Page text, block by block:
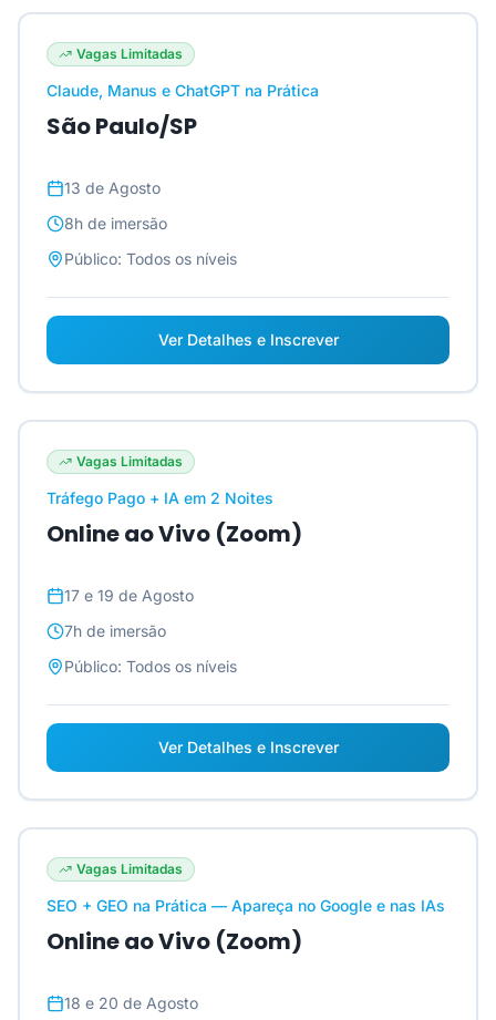
Vagas Limitadas
Claude, Manus e ChatGPT na Prática
São Paulo/SP
13 de Agosto
8h de imersão
Público: Todos os níveis
Ver Detalhes e Inscrever
Vagas Limitadas
Tráfego Pago + IA em 2 Noites
Online ao Vivo (Zoom)
17 e 19 de Agosto
7h de imersão
Público: Todos os níveis
Ver Detalhes e Inscrever
Vagas Limitadas
SEO + GEO na Prática — Apareça no Google e nas IAs
Online ao Vivo (Zoom)
18 e 20 de Agosto